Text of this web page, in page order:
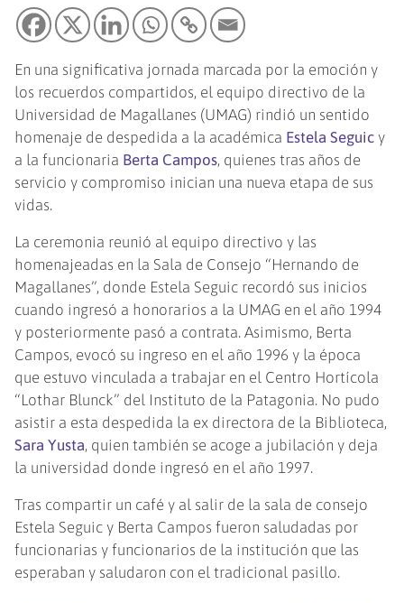
En una significativa jornada marcada por la emoción y
los recuerdos compartidos, el equipo directivo de la
Universidad de Magallanes (UMAG) rindió un sentido
homenaje de despedida a la académica Estela Seguic y
a la funcionaria Berta Campos, quienes tras años de
servicio y compromiso inician una nueva etapa de sus
vidas.
La ceremonia reunió al equipo directivo y las
homenajeadas en la Sala de Consejo “Hernando de
Magallanes”, donde Estela Seguic recordó sus inicios
cuando ingresó a honorarios a la UMAG en el año 1994
y posteriormente pasó a contrata. Asimismo, Berta
Campos, evocó su ingreso en el año 1996 y la época
que estuvo vinculada a trabajar en el Centro Hortícola
“Lothar Blunck” del Instituto de la Patagonia. No pudo
asistir a esta despedida la ex directora de la Biblioteca,
Sara Yusta, quien también se acoge a jubilación y deja
la universidad donde ingresó en el año 1997.
Tras compartir un café y al salir de la sala de consejo
Estela Seguic y Berta Campos fueron saludadas por
funcionarias y funcionarios de la institución que las
esperaban y saludaron con el tradicional pasillo.